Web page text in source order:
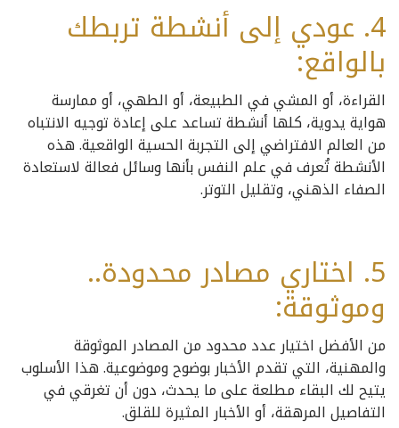
4. عودي إلى أنشطة تربطك
بالواقع:
القراءة، أو المشي في الطبيعة، أو الطهي، أو ممارسة
هواية يدوية، كلها أنشطة تساعد على إعادة توجيه الانتباه
من العالم الافتراضي إلى التجربة الحسية الواقعية. هذه
الأنشطة تُعرف في علم النفس بأنها وسائل فعالة لاستعادة
الصفاء الذهني، وتقليل التوتر.
5. اختاري مصادر محدودة..
وموثوقة:
من الأفضل اختيار عدد محدود من المصادر الموثوقة
والمهنية، التي تقدم الأخبار بوضوح وموضوعية. هذا الأسلوب
يتيح لك البقاء مطلعة على ما يحدث، دون أن تغرقي في
التفاصيل المرهقة، أو الأخبار المثيرة للقلق.